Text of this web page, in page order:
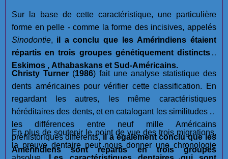
Sur la base de cette caractéristique, une particulière
forme en pelle - comme la forme des incisives, appelés
Sinodontie, il a conclu que les Amérindiens étaient
répartis en trois groupes génétiquement distincts :
Eskimos , Athabaskans et Sud-Américains.
Christy Turner (1986) fait une analyse statistique des
dents américaines pour vérifier cette classification. En
regardant les autres, les même caractéristiques
héréditaires des dents, et en catalogant les similitudes et
les différences entre neuf mille Américains
préhistoriques différents,il a également conclu que les
Amérindiens sont répartis en trois groupes
En plus de soutenir le point de vue des trois migrations,
la preuve dentaire peut nous donner une chronologie